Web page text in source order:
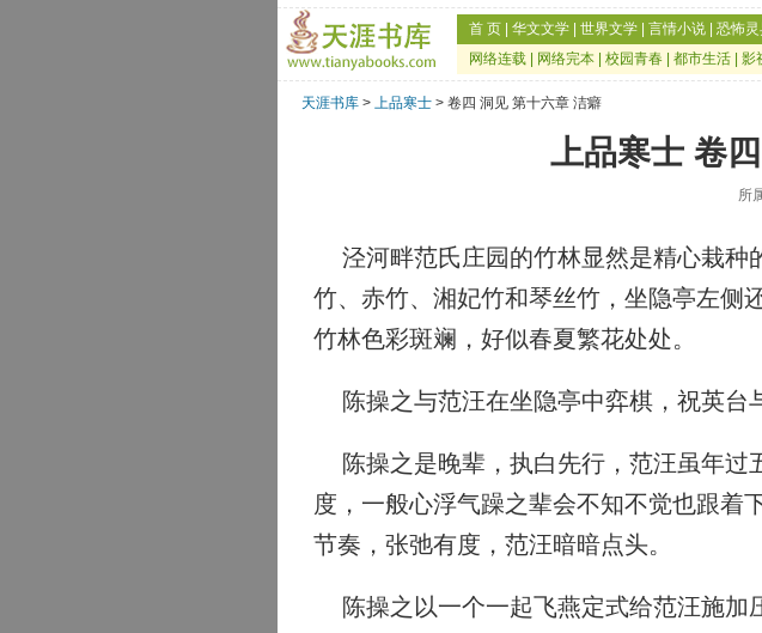
首 页 华文文学 世界文学 言情小说 恐怖
网络连载
网络完本 校园青春 都市生活 影
天涯书库 > 上品寒士 > 卷四 洞见 第十六章 洁癖
上品寒士 卷
所
泾河畔范氏庄园的竹林显然是精心栽种
竹、赤竹、湘妃竹和琴丝竹，坐隐亭左侧
竹林色彩斑斓，好似春夏繁花处处。
陈操之与范汪在坐隐亭中弈棋，祝英台
陈操之是晚辈，执白先行，范汪虽年过
度，一般心浮气躁之辈会不知不觉也跟着
节奏，张弛有度，范汪暗暗点头。
陈操之以一个一起飞燕定式给范汪施加